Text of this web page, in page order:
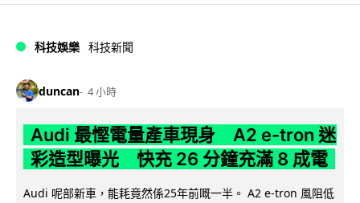
科技娛樂 科技新聞
duncan 4 小時
Audi 最慳電量產車現身 A2 e-tron 迷
彩造型曝光 快充 26 分鐘充滿 8 成電
Audi 呢部新車，能耗竟然係25年前嘅一半。 A2 e-tron 風阻低